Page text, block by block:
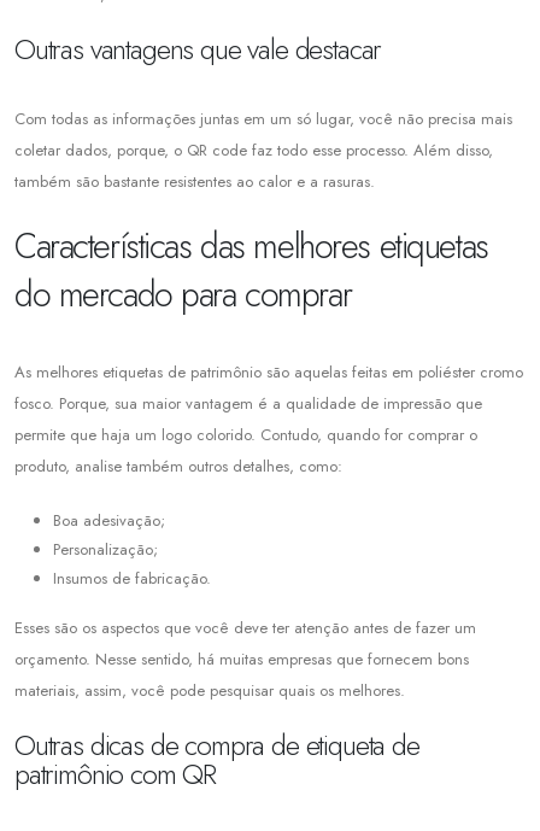
Outras vantagens que vale destacar
Com todas as informações juntas em um só lugar, você não precisa mais
coletar dados, porque, o QR code faz todo esse processo. Além disso,
também são bastante resistentes ao calor e a rasuras.
Características das melhores etiquetas
do mercado para comprar
As melhores etiquetas de patrimônio são aquelas feitas em poliéster cromo
fosco. Porque, sua maior vantagem é a qualidade de impressão que
permite que haja um logo colorido. Contudo, quando for comprar o
produto, analise também outros detalhes, como:
Boa adesivação;
Personalização;
Insumos de fabricação.
Esses são os aspectos que você deve ter atenção antes de fazer um
orçamento. Nesse sentido, há muitas empresas que fornecem bons
materiais, assim, você pode pesquisar quais os melhores.
Outras dicas de compra de etiqueta de
patrimônio com QR